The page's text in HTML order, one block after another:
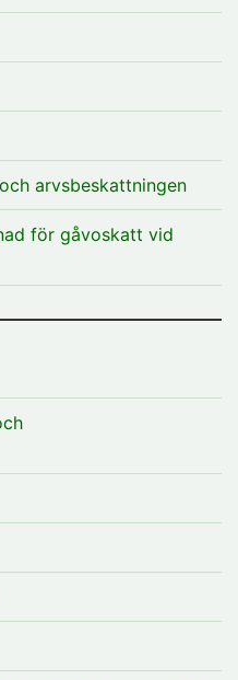
arvsbeskattningen
för gåvoskatt vid